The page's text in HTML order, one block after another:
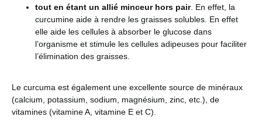
tout en étant un allié minceur hors pair. En effet, la
curcumine aide à rendre les graisses solubles. En effet
elle aide les cellules à absorber le glucose dans
l’organisme et stimule les cellules adipeuses pour faciliter
l’élimination des graisses.
Le curcuma est également une excellente source de minéraux
(calcium, potassium, sodium, magnésium, zinc, etc.), de
vitamines (vitamine A, vitamine E et C).